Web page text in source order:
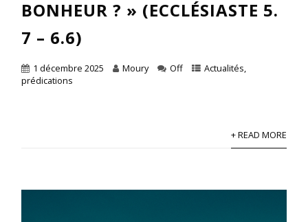
BONHEUR ? » (ECCLÉSIASTE 5.
7 – 6.6)
1 décembre 2025 Moury Off Actualités,
prédications
+ READ MORE